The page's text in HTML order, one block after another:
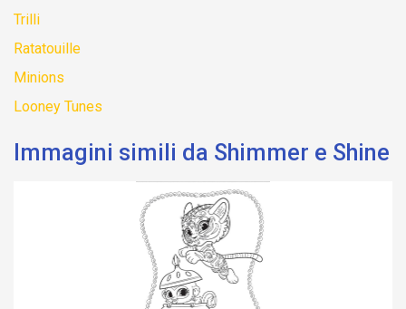
Trilli
Ratatouille
Minions
Looney Tunes
Immagini simili da Shimmer e Shine